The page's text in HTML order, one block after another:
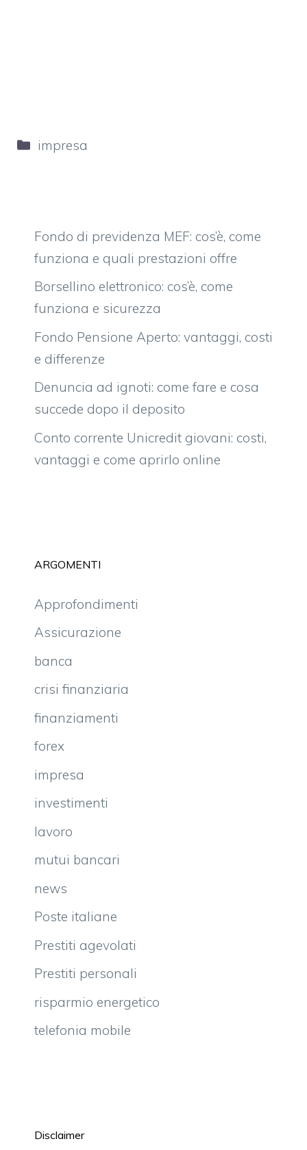
Categorie
impresa
Fondo di previdenza MEF: cos’è, come
funziona e quali prestazioni offre
Borsellino elettronico: cos’è, come
funziona e sicurezza
Fondo Pensione Aperto: vantaggi, costi
e differenze
Denuncia ad ignoti: come fare e cosa
succede dopo il deposito
Conto corrente Unicredit giovani: costi,
vantaggi e come aprirlo online
ARGOMENTI
Approfondimenti
Assicurazione
banca
crisi finanziaria
finanziamenti
forex
impresa
investimenti
lavoro
mutui bancari
news
Poste italiane
Prestiti agevolati
Prestiti personali
risparmio energetico
telefonia mobile
Disclaimer